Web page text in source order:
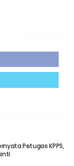
Petugas KPPS,